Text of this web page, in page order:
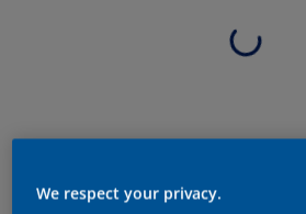
We respect your privacy.